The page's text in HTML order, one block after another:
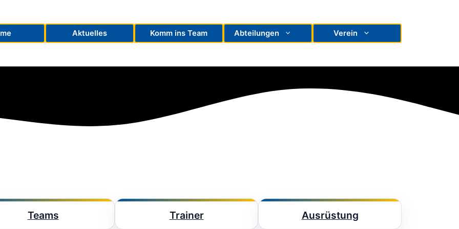
Aktuelles Komm ins Team Abteilungen Verein
Teams Trainer Ausrüstung